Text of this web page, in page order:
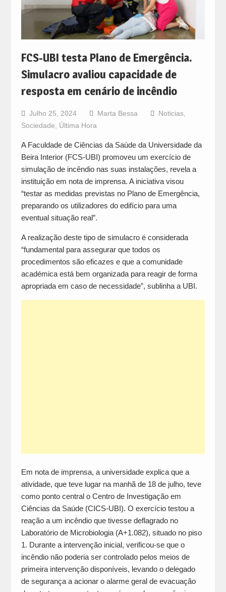
FCS-UBI testa Plano de Emergência.
Simulacro avaliou capacidade de
resposta em cenário de incêndio
Julho 25, 2024 Marta Bessa Noticias,
Sociedade
Última Hora
A Faculdade de Ciências da Saúde da Universidade da
Beira Interior (FCS-UBI) promoveu um exercício de
simulação de incêndio nas suas instalações, revela a
instituição em nota de imprensa. A iniciativa visou
“testar as medidas previstas no Plano de Emergência,
preparando os utilizadores do edifício para uma
eventual situação real”.
A realização deste tipo de simulacro é considerada
“fundamental para assegurar que todos os
procedimentos são eficazes e que a comunidade
académica está bem organizada para reagir de forma
apropriada em caso de necessidade”, sublinha a UBI.
Em nota de imprensa, a universidade explica que a
atividade, que teve lugar na manhã de 18 de julho, teve
como ponto central o Centro de Investigação em
Ciências da Saúde (CICS-UBI). O exercício testou a
reação a um incêndio que tivesse deflagrado no
Laboratório de Microbiologia (A+1.082), situado no piso
1. Durante a intervenção inicial, verificou-se que o
incêndio não poderia ser controlado pelos meios de
primeira intervenção disponíveis, levando o delegado
de segurança a acionar o alarme geral de evacuação